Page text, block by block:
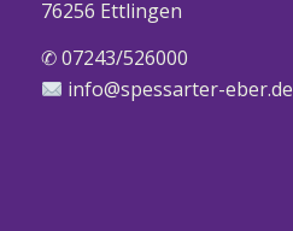
76256 Ettlingen
✆ 07243/526000
info@spessarter-eber.de